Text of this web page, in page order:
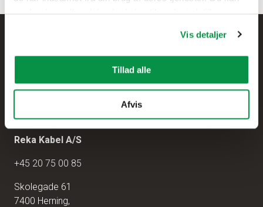
Vis detaljer
Tillad alle
Afvis
Reka Kabel A/S
+45 20 75 00 85
Skolegade 61
7400 Herning,